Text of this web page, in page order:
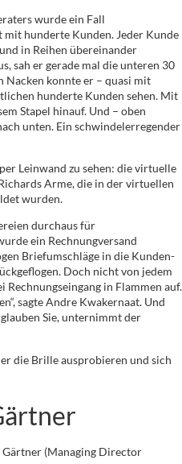
wurde ein Fall
hunderte Kunden. Jeder Kunde
in Reihen übereinander
sah er gerade mal die unteren 30
Nacken konnte er – quasi mit
hunderte Kunden sehen. Mit
Stapel hinauf. Und – oben
unten. Ein schwindelerregender
Leinwand zu sehen: die virtuelle
Arme, die in der virtuellen
wurden.
durchaus für
ein Rechnungversand
Briefumschläge in die Kunden-
Doch nicht von jedem
Rechnungseingang in Flammen auf.
sagte Andre Kwakernaat. Und
Sie, unternimmt der
die Brille ausprobieren und sich
(Managing Director